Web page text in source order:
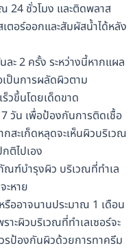
24 ชั่วโมง และติดพลาส
ตอร์ออกและสัมผัสน้ำได้หลัง
ละ 2 ครั้ง ระหว่างนี้หากแผล
เป็นการผลัดผิวตาม
ร็วขึ้นโดยเด็ดขาด
วัน เพื่อป้องกันการติดเชื้อ
สะเก็ดหลุดจะเห็นผิวบริเวณ
ติไปเอง
ณฑ์บำรุงผิว บริเวณที่ทำเล
ะหาย
ออาจนานประมาณ 1 เดือน
าะผิวบริเวณที่ทำเลเซอร์จะ
รป้องกันผิวด้วยการทาครีม